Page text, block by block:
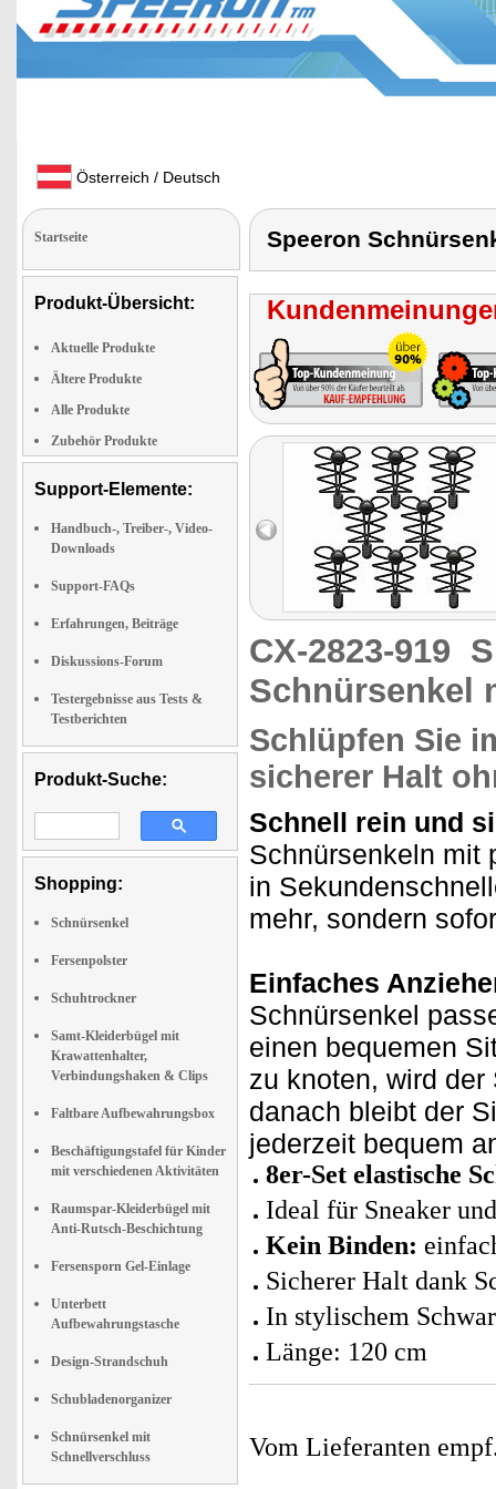
Österreich / Deutsch
Startseite
Produkt-Übersicht:
Aktuelle Produkte
Ältere Produkte
Alle Produkte
Zubehör Produkte
Support-Elemente:
Handbuch-, Treiber-, Video-
Downloads
Support-FAQs
Erfahrungen, Beiträge
Diskussions-Forum
Testergebnisse aus Tests &
Testberichten
Produkt-Suche:
Shopping:
Schnürsenkel
Fersenpolster
Schuhtrockner
Samt-Kleiderbügel mit
Krawattenhalter,
Verbindungshaken & Clips
Faltbare Aufbewahrungsbox
Beschäftigungstafel für Kinder
mit verschiedenen Aktivitäten
Raumspar-Kleiderbügel mit
Anti-Rutsch-Beschichtung
Fersensporn Gel-Einlage
Unterbett
Aufbewahrungstasche
Design-Strandschuh
Schubladenorganizer
Schnürsenkel mit
Schnellverschluss
Speeron
CX-2823-919
Schnürsenkel
Schlüpfen Sie
sicherer Halt
Schnell rein und
Schnürsenkeln mit
in
mehr, sondern
Einfaches
Schnürsenkel
einen bequemen
zu knoten, wird
danach bleibt der
jederzeit bequem
8er-Set elastische
Ideal für Sneaker
Kein Binden:
Sicherer Halt dank
In stylischem
Länge: 120 cm
Vom Lieferanten